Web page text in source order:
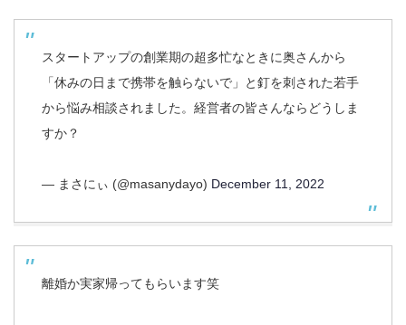
スタートアップの創業期の超多忙なときに奥さんから
「休みの日まで携帯を触らないで」と釘を刺された若手
から悩み相談されました。経営者の皆さんならどうしま
すか？
— まさにぃ (@masanydayo) December 11, 2022
離婚か実家帰ってもらいます笑